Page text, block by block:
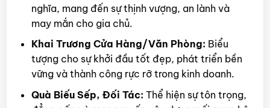
nghĩa, mang đến sự thịnh vượng, an lành và
may mắn cho gia chủ.
Khai Trương Cửa Hàng/Văn Phòng: Biểu
tượng cho sự khởi đầu tốt đẹp, phát triển bền
vững và thành công rực rỡ trong kinh doanh.
Quà Biếu Sếp, Đối Tác: Thể hiện sự tôn trọng,